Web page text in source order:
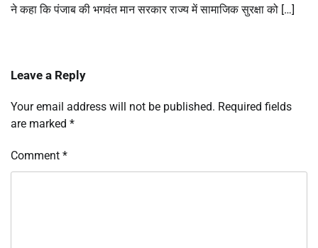
ने कहा कि पंजाब की भगवंत मान सरकार राज्य में सामाजिक सुरक्षा को […]
Leave a Reply
Your email address will not be published. Required fields
are marked *
Comment *